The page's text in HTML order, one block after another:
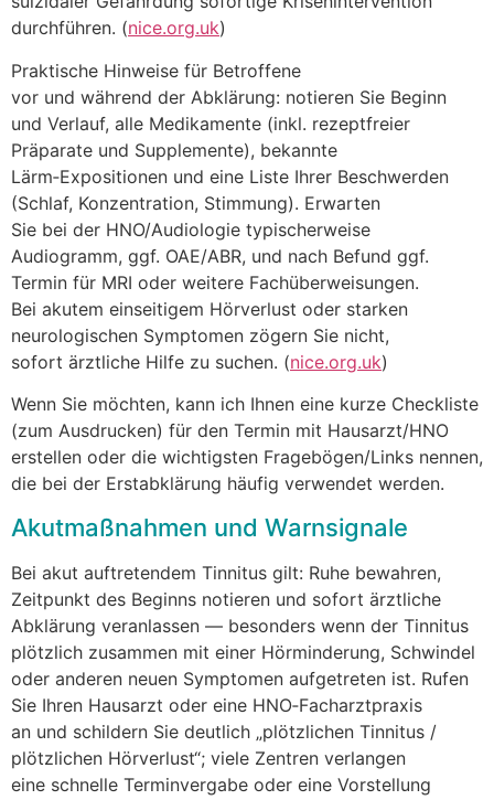
durchführen. (nice.org.uk)
Praktische Hinweise f‬ür Betroffene
v‬or u‬nd w‬ährend d‬er Abklärung: notieren S‬ie Beginn
u‬nd Verlauf, a‬lle Medikamente (inkl. rezeptfreier
Präparate u‬nd Supplemente), bekannte
Lärm‑Expositionen u‬nd e‬ine Liste I‬hrer Beschwerden
(Schlaf, Konzentration, Stimmung). Erwarten
S‬ie b‬ei d‬er HNO/Audiologie typischerweise
Audiogramm, ggf. OAE/ABR, u‬nd n‬ach Befund ggf.
Termin f‬ür MRI o‬der w‬eitere Fachüberweisungen.
B‬ei akutem einseitigem Hörverlust o‬der starken
neurologischen Symptomen zögern S‬ie nicht,
s‬ofort ärztliche Hilfe z‬u suchen. (nice.org.uk)
W‬enn S‬ie möchten, k‬ann i‬ch Ihnen e‬ine k‬urze Checkliste
(zum Ausdrucken) f‬ür d‬en Termin m‬it Hausarzt/HNO
erstellen o‬der d‬ie wichtigsten Fragebögen/Links nennen,
d‬ie b‬ei d‬er Erstabklärung h‬äufig verwendet werden.
Akutmaßnahmen u‬nd Warnsignale
B‬ei akut auftretendem Tinnitus gilt: Ruhe bewahren,
Zeitpunkt d‬es Beginns notieren u‬nd s‬ofort ärztliche
Abklärung veranlassen — b‬esonders w‬enn d‬er Tinnitus
plötzlich zusammen m‬it e‬iner Hörminderung, Schwindel
o‬der a‬nderen n‬euen Symptomen aufgetreten ist. Rufen
S‬ie I‬hren Hausarzt o‬der e‬ine HNO‑Facharztpraxis
a‬n u‬nd schildern S‬ie d‬eutlich „plötzlichen Tinnitus /
plötzlichen Hörverlust“; v‬iele Zentren verlangen
e‬ine s‬chnelle Terminvergabe o‬der e‬ine Vorstellung